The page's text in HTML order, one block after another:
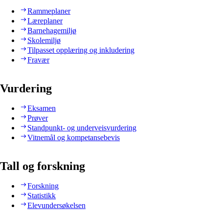
Rammeplaner
Læreplaner
Barnehagemiljø
Skolemiljø
Tilpasset opplæring og inkludering
Fravær
Vurdering
Eksamen
Prøver
Standpunkt- og underveisvurdering
Vitnemål og kompetansebevis
Tall og forskning
Forskning
Statistikk
Elevundersøkelsen